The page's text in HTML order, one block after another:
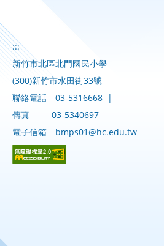
:::
新竹市北區北門國民小學
(300)新竹市水田街33號
聯絡電話
03-5316668 |
傳真
03-5340697
電子信箱
bmps01@hc.edu.tw